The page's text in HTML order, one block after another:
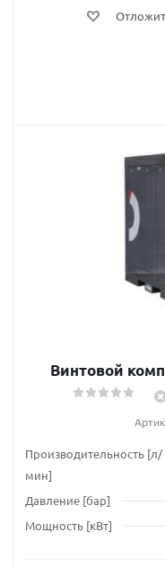
Винтовой
Производительность [л/
мин]
Давление [бар]
Мощность [кВт]